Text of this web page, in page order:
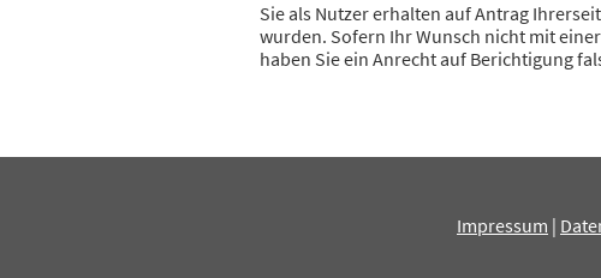
Sie als Nutzer erhalten auf Antrag
wurden. Sofern Ihr Wunsch nicht mit
haben Sie ein Anrecht auf Berichtigung
Impressum |